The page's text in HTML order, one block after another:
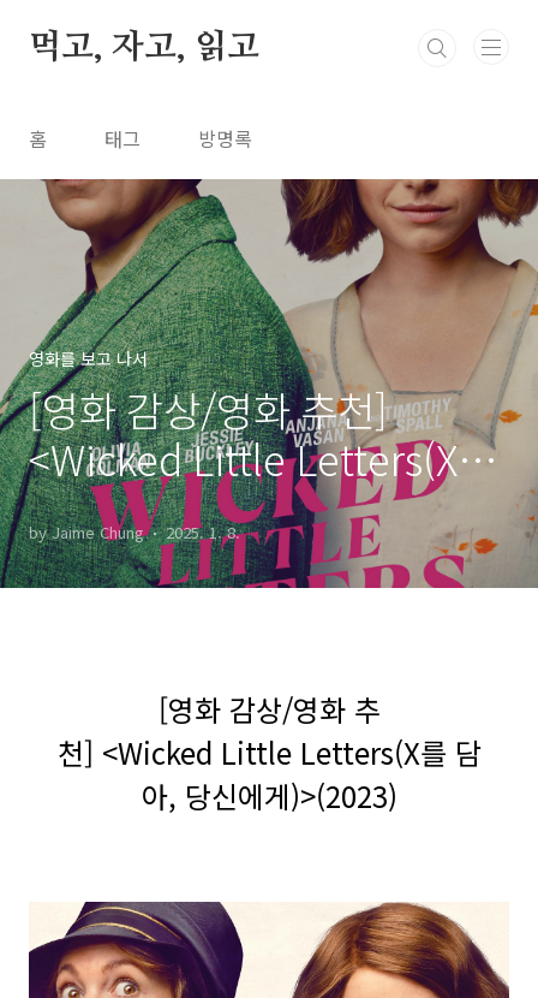
먹고, 자고, 읽고
홈 태그 방명록
영화를 보고 나서
[영화 감상/영화 추천]
<Wicked Little Letters(X를
담아, 당신에게)>(2023)
by Jaime Chung 2025. 1. 8.
[영화 감상/영화 추
천] <Wicked Little Letters(X를 담
아, 당신에게)>(2023)